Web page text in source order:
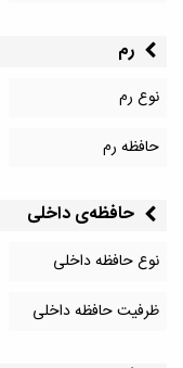
رم
نوع رم
حافظه رم
حافظه‌‌ی داخلی
نوع حافظه داخلی
ظرفیت حافظه داخلی